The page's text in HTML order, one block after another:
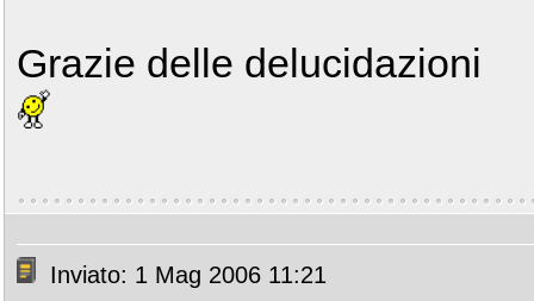
Grazie delle delucidazioni
Inviato: 1 Mag 2006 11:21